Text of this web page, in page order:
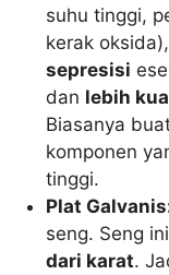
suhu tinggi,
kerak
sepresisi
dan lebih
Biasanya
komponen
tinggi.
Plat
seng. Seng ini
dari karat.